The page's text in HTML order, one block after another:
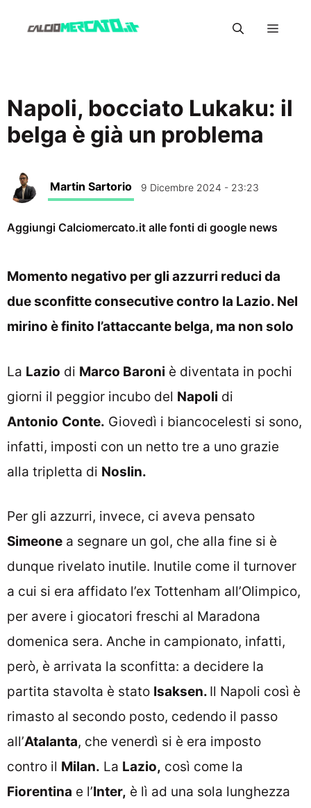
Menu
Napoli, bocciato Lukaku: il
belga è già un problema
Martin Sartorio 9 Dicembre 2024 - 23:23
Aggiungi Calciomercato.it alle fonti di google news
Momento negativo per gli azzurri reduci da
due sconfitte consecutive contro la Lazio. Nel
mirino è finito l’attaccante belga, ma non solo
La Lazio di Marco Baroni è diventata in pochi
giorni il peggior incubo del Napoli di
Antonio Conte. Giovedì i biancocelesti si sono,
infatti, imposti con un netto tre a uno grazie
alla tripletta di Noslin.
Per gli azzurri, invece, ci aveva pensato
Simeone a segnare un gol, che alla fine si è
dunque rivelato inutile. Inutile come il turnover
a cui si era affidato l’ex Tottenham all’Olimpico,
per avere i giocatori freschi al Maradona
domenica sera. Anche in campionato, infatti,
però, è arrivata la sconfitta: a decidere la
partita stavolta è stato Isaksen. Il Napoli così è
rimasto al secondo posto, cedendo il passo
all’Atalanta, che venerdì si è era imposto
contro il Milan. La Lazio, così come la
Fiorentina e l’Inter, è lì ad una sola lunghezza